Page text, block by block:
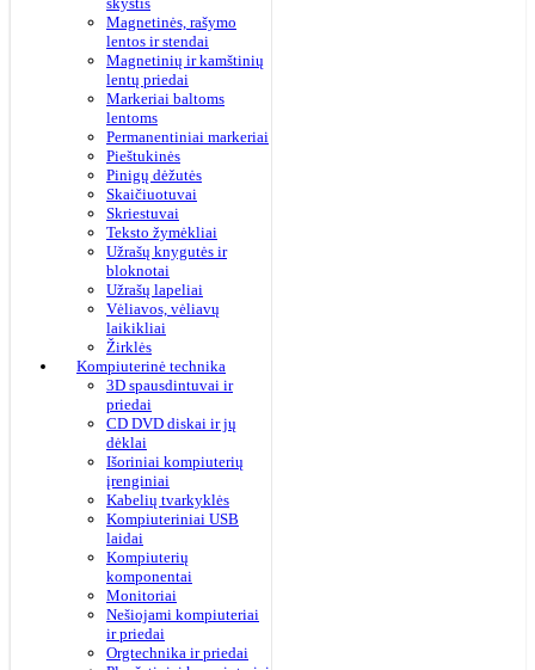
Magnetinės, rašymo
lentos ir stendai
Magnetinių ir kamštinių
lentų priedai
Markeriai baltoms
lentoms
Permanentiniai markeriai
Pieštukinės
Pinigų dėžutės
Skaičiuotuvai
Skriestuvai
Teksto žymėkliai
Užrašų knygutės ir
bloknotai
Užrašų lapeliai
Vėliavos, vėliavų
laikikliai
Žirklės
Kompiuterinė technika
3D spausdintuvai ir
priedai
CD DVD diskai ir jų
dėklai
Išoriniai kompiuterių
įrenginiai
Kabelių tvarkyklės
Kompiuteriniai USB
laidai
Kompiuterių
komponentai
Monitoriai
Nešiojami kompiuteriai
ir priedai
Orgtechnika ir priedai